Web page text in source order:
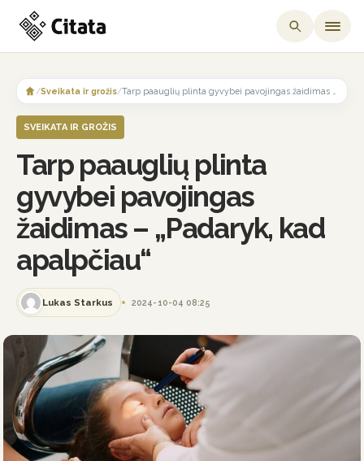
content
/Sveikata ir grožis/
SVEIKATA IR GROŽIS
Tarp paauglių plinta
gyvybei pavojingas
žaidimas – „Padaryk, kad
apalpčiau“
Lukas Starkus 2024-10-04 08:25